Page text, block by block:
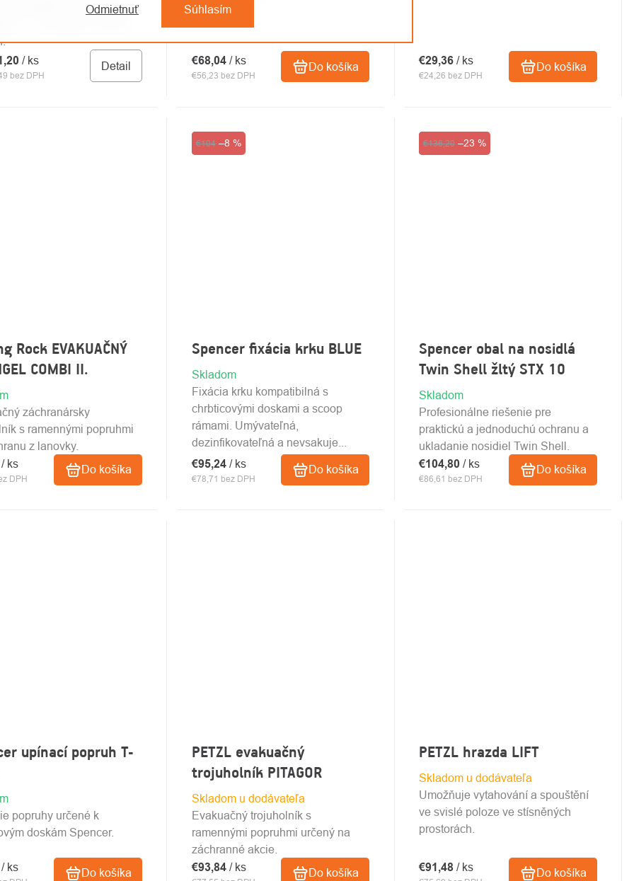
Odmietnuť Súhlasím
bez DPH
/ ks Detail
systémom s prevodom
€56,23 bez DPH
€68,04 / ks Do košíka
z výšky.
€24,26 bez DPH
€29,36/ ks Do košíka
Rock EVAKUAČNÝ
COMBI II.
DPH
/ ks Do košíka
záchranársky
s ramennými popruhmi
z lanovky.
Výpredaj
€104 –8 %
Spencer fixácia krku BLUE
Skladom
€78,71 bez DPH
€95,24 / ks Do košíka
Fixácia krku kompatibilná s
chrbticovými doskami a scoop
rámami. Umývateľná,
dezinfikovateľná a nevsakuje...
Výpredaj
€136,20 –23 %
Spencer obal na nosidlá
Twin Shell žltý STX 10
Skladom
€86,61 bez DPH
€104,80/ ks Do košíka
Profesionálne riešenie pre
praktickú a jednoduchú ochranu a
ukladanie nosidiel Twin Shell.
upínací popruh T-
/ ks Do košíka
popruhy určené k
doskám Spencer.
PETZL evakuačný
trojuholník PITAGOR
Skladom u dodávateľa
€93,84 / ks Do košíka
Evakuačný trojuholník s
ramennými popruhmi určený na
záchranné akcie.
PETZL hrazda LIFT
Skladom u dodávateľa
€91,48/ ks Do košíka
Umožňuje vytahování a spouštění
ve svislé poloze ve stísněných
prostorách.